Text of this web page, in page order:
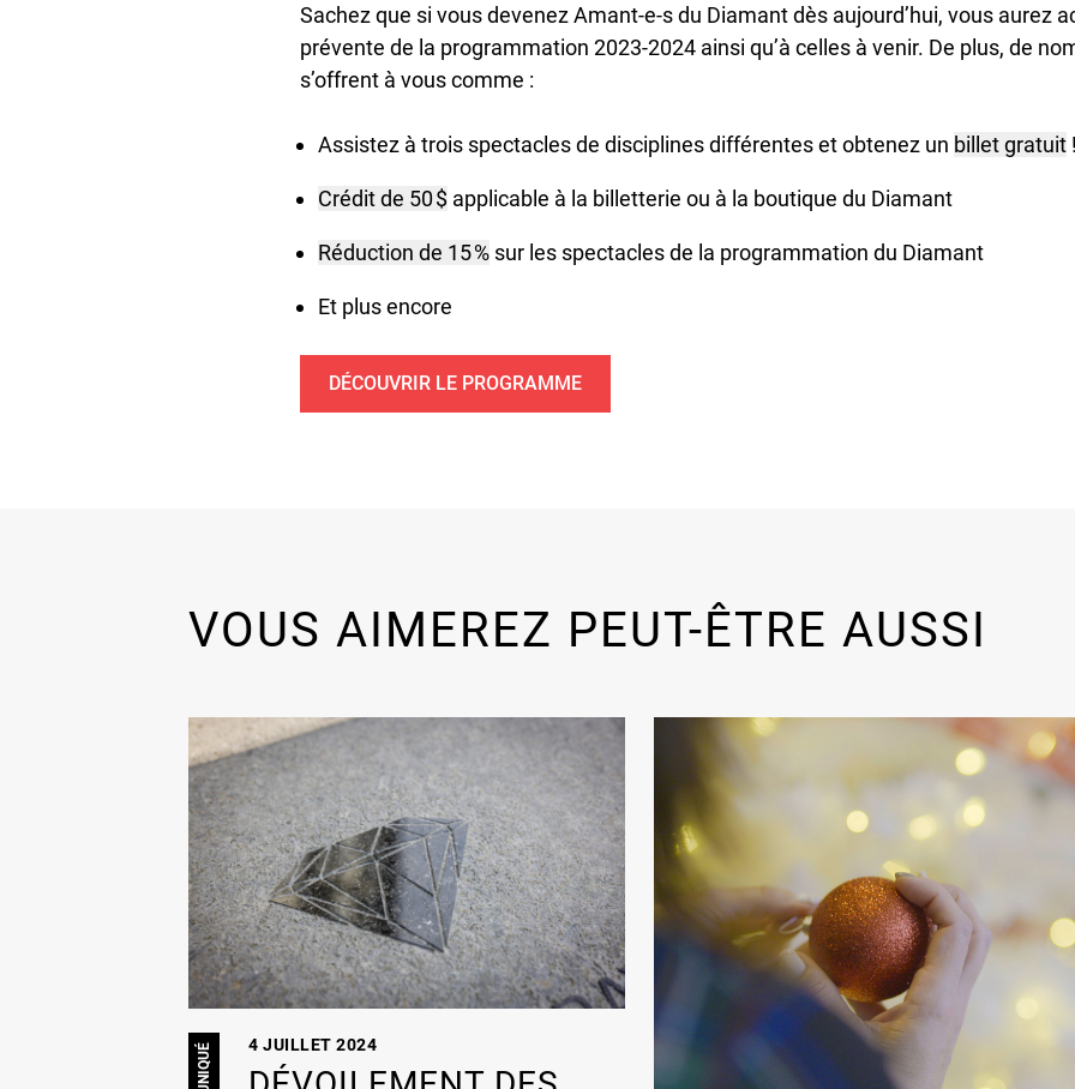
Sachez que si vous devenez Amant-e-s du Diamant dès aujourd’hui, vous aurez
prévente de la programmation 2023-2024 ainsi qu’à celles à venir. De plus, de
s’offrent à vous comme :
Assistez à trois spectacles de disciplines différentes et obtenez un billet gratuit
Crédit de 50 $ applicable à la billetterie ou à la boutique du Diamant
Réduction de 15 % sur les spectacles de la programmation du Diamant
Et plus encore
DÉCOUVRIR LE PROGRAMME
VOUS AIMEREZ PEUT-ÊTRE AUSSI
4 JUILLET 2024